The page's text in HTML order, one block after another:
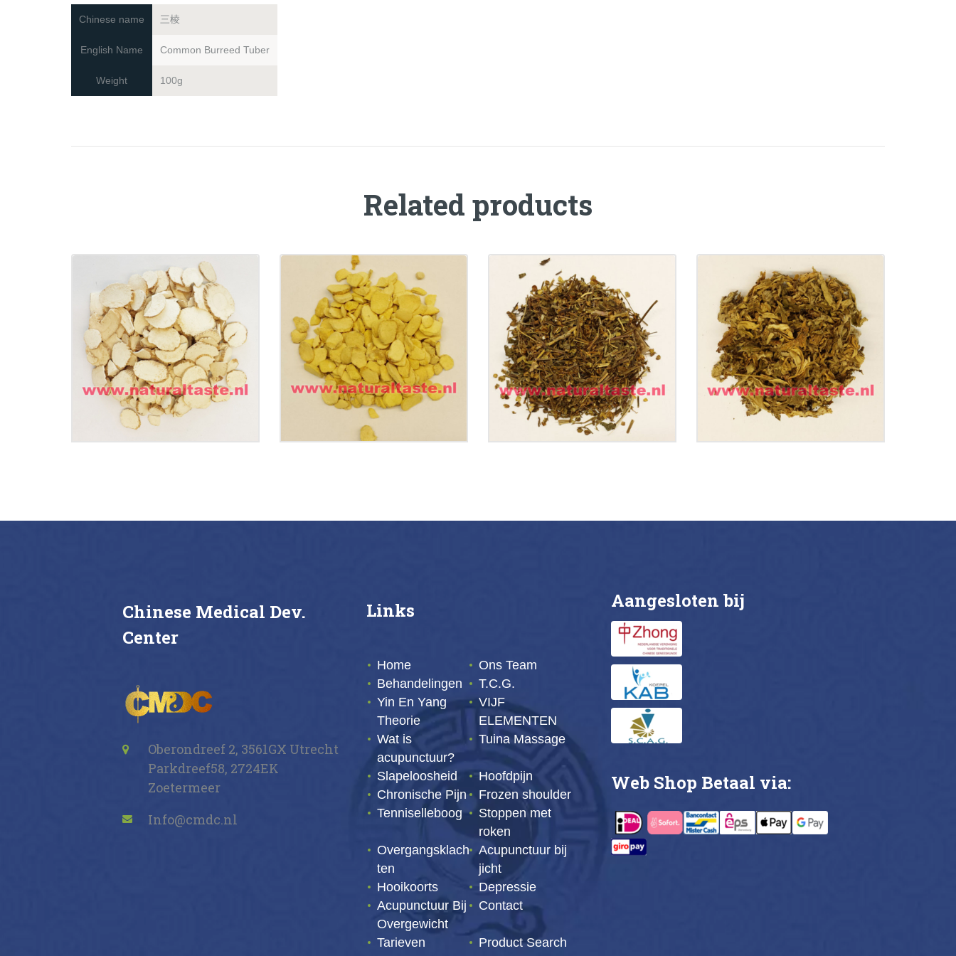
Chinese name 三棱
English Name Common Burreed Tuber
Weight 100g
Related products
BAI ZHI (PIAN) • Radix
Angelicae Dahuricae
€9.50
BAN XIA (FA) • Rhizoma
Pinellase Preparata
€ 15.99
BAN ZHI LIAN • Herba
Scutellariae Barbatae
€11.99
(AI YE) Folium
Artemisiae Argyi
€12.60
Chinese Medical Dev.
Center
Oberondreef 2, 3561GX Utrecht
Parkdreef58, 2724EK
Zoetermeer
Info@cmdc.nl
Links
Home
Ons Team
Behandelingen
T.C.G.
Yin En Yang
Theorie
VIJF
ELEMENTEN
Wat is
acupunctuur?
Tuina Massage
Slapeloosheid
Hoofdpijn
Chronische Pijn
Frozen shoulder
Tenniselleboog
Stoppen met
roken
Overgangsklach
ten
Acupunctuur bij
jicht
Hooikoorts
Depressie
Acupunctuur Bij
Overgewicht
Contact
Tarieven
Product Search
Aangesloten bij
Web Shop Betaal via: